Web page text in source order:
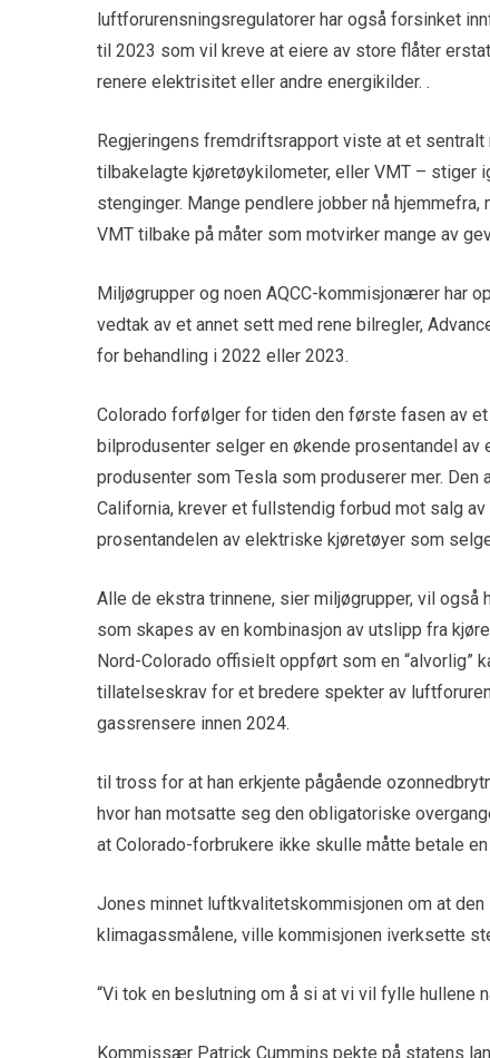
luftforurensningsregulatorer har også forsinket
til 2023 som vil kreve at eiere av store flåter
renere elektrisitet eller andre energikilder. .
Regjeringens fremdriftsrapport viste at et
tilbakelagte kjøretøykilometer, eller VMT – stiger
stenginger. Mange pendlere jobber nå
VMT tilbake på måter som motvirker mange av
Miljøgrupper og noen AQCC-kommisjonærer har
vedtak av et annet sett med rene bilregler,
for behandling i 2022 eller 2023.
Colorado forfølger for tiden den første fasen av
bilprodusenter selger en økende prosentandel
produsenter som Tesla som produserer mer.
California, krever et fullstendig forbud mot salg
prosentandelen av elektriske kjøretøyer som
Alle de ekstra trinnene, sier miljøgrupper, vil
som skapes av en kombinasjon av utslipp fra
Nord-Colorado offisielt oppført som en “alvorlig”
tillatelseskrav for et bredere spekter av
gassrensere innen 2024.
til tross for at han erkjente pågående
hvor han motsatte seg den obligatoriske
at Colorado-forbrukere ikke skulle måtte betale
Jones minnet luftkvalitetskommisjonen om at
klimagassmålene, ville kommisjonen iverksette
“Vi tok en beslutning om å si at vi vil fylle hullene
Kommissær Patrick Cummins pekte på statens